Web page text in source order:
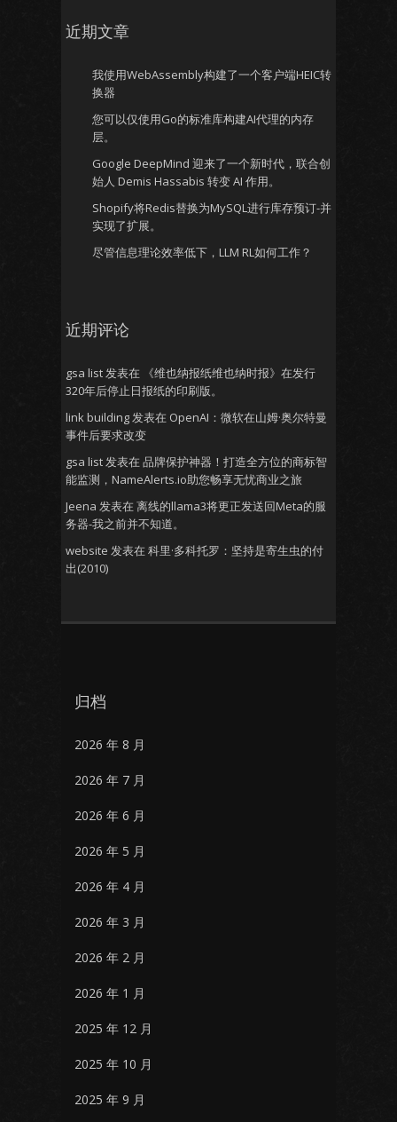
近期文章
我使用WebAssembly构建了一个客户端HEIC转
换器
您可以仅使用Go的标准库构建AI代理的内存
层。
Google DeepMind 迎来了一个新时代，联合创
始人 Demis Hassabis 转变 AI 作用。
Shopify将Redis替换为MySQL进行库存预订-并
实现了扩展。
尽管信息理论效率低下，LLM RL如何工作？
近期评论
gsa list发表在
《维也纳报纸维也纳时报》在发行
320年后停止日报纸的印刷版。
link building发表在 OpenAI：微软在山姆·奥尔特曼
事件后要求改变
gsa list发表在 品牌保护神器！打造全方位的商标智
能监测，NameAlerts.io助您畅享无忧商业之旅
Jeena 发表在 离线的llama3将更正发送回Meta的服
务器-我之前并不知道。
website 发表在 科里·多科托罗：坚持是寄生虫的付
出(2010)
归档
2026 年 8 月
2026 年 7 月
2026 年 6 月
2026 年 5 月
2026 年 4 月
2026 年 3 月
2026 年 2 月
2026 年 1 月
2025 年 12 月
2025 年 10 月
2025 年 9 月